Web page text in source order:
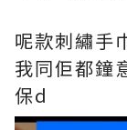
呢款刺繡手
我同佢都鐘
保d